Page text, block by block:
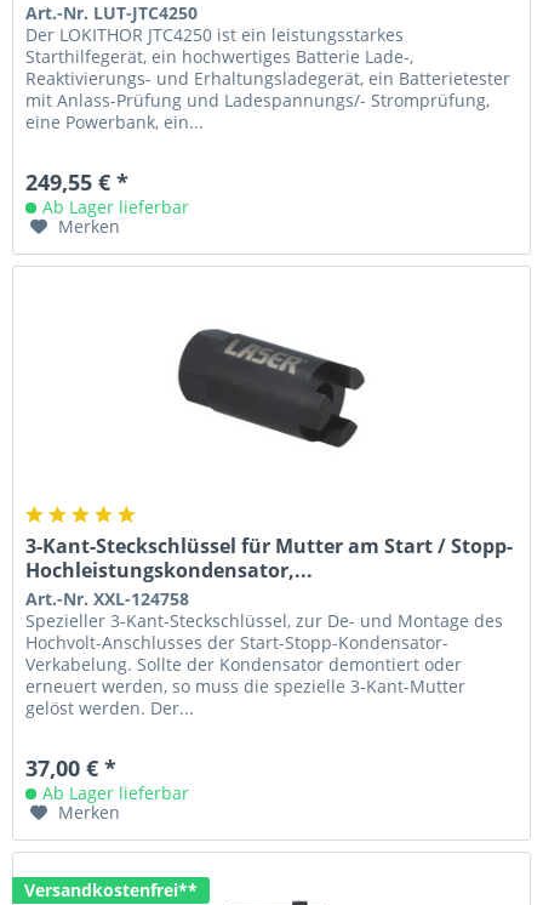
Art.-Nr. LUT-JTC4250
Der LOKITHOR JTC4250 ist ein leistungsstarkes
Starthilfegerät, ein hochwertiges Batterie Lade-,
Reaktivierungs- und Erhaltungsladegerät, ein Batterietester
mit Anlass-Prüfung und Ladespannungs/- Stromprüfung,
eine Powerbank, ein...
249,55 € *
Ab Lager lieferbar
Merken
3-Kant-Steckschlüssel für Mutter am Start / Stopp-
Hochleistungskondensator,...
Art.-Nr. XXL-124758
Spezieller 3-Kant-Steckschlüssel, zur De- und Montage des
Hochvolt-Anschlusses der Start-Stopp-Kondensator-
Verkabelung. Sollte der Kondensator demontiert oder
erneuert werden, so muss die spezielle 3-Kant-Mutter
gelöst werden. Der...
37,00 € *
Ab Lager lieferbar
Merken
Versandkostenfrei**